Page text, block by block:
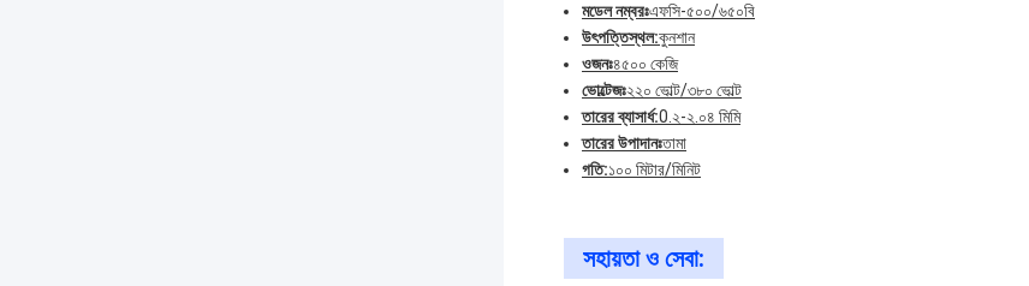
মডেল নম্বরঃএফসি-৫০০/৬৫০বি
উৎপত্তিস্থল:কুনশান
ওজনঃ৪৫০০ কেজি
ভোল্টেজঃ২২০ ভোল্ট/৩৮০ ভোল্ট
তারের ব্যাসার্ধ:0.২-২.০৪ মিমি
তারের উপাদানঃতামা
গতি:১০০ মিটার/মিনিট
সহায়তা ও সেবা: